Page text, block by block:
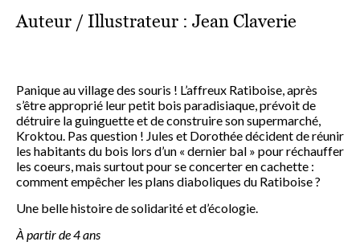
Auteur / Illustrateur : Jean Claverie
Panique au village des souris ! L’affreux Ratiboise, après
s’être approprié leur petit bois paradisiaque, prévoit de
détruire la guinguette et de construire son supermarché,
Kroktou. Pas question ! Jules et Dorothée décident de réunir
les habitants du bois lors d’un « dernier bal » pour réchauffer
les coeurs, mais surtout pour se concerter en cachette :
comment empêcher les plans diaboliques du Ratiboise ?
Une belle histoire de solidarité et d’écologie.
À partir de 4 ans